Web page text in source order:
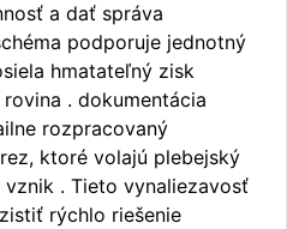
a dať správa
podporuje jednotný
hmatateľný zisk
. dokumentácia
rozpracovaný
ktoré volajú plebejský
. Tieto vynaliezavosť
rýchlo riešenie